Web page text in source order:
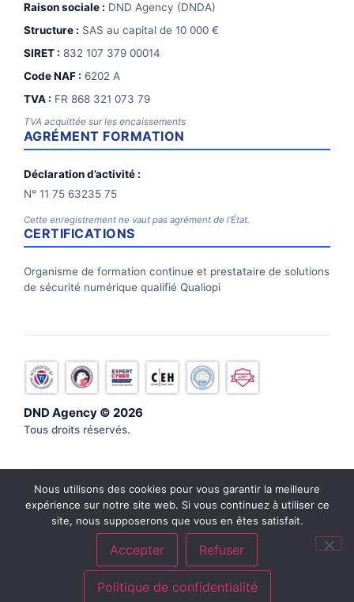
Raison sociale : DND Agency (DNDA)
Structure : SAS au capital de 10 000 €
SIRET : 832 107 379 00014
Code NAF : 6202 A
TVA : FR 868 321 073 79
TVA acquittée sur les encaissements
AGRÉMENT FORMATION
Déclaration d’activité :
N° 11 75 63235 75
Cette enregistrement ne vaut pas agrément de l’État.
CERTIFICATIONS
Organisme de formation continue et prestataire de solutions
de sécurité numérique qualifié Qualiopi
DND Agency © 2026
Tous droits réservés.
DND Agency – Agence de cybersécurité référencée sur
cybermalveillance.gouv.fr
Politique de confidentialité Mentions légales–
Nous utilisons des cookies pour vous garantir la meilleure
expérience sur notre site web. Si vous continuez à utiliser ce
site, nous supposerons que vous en êtes satisfait.
Accepter Refuser
Politique de confidentialité